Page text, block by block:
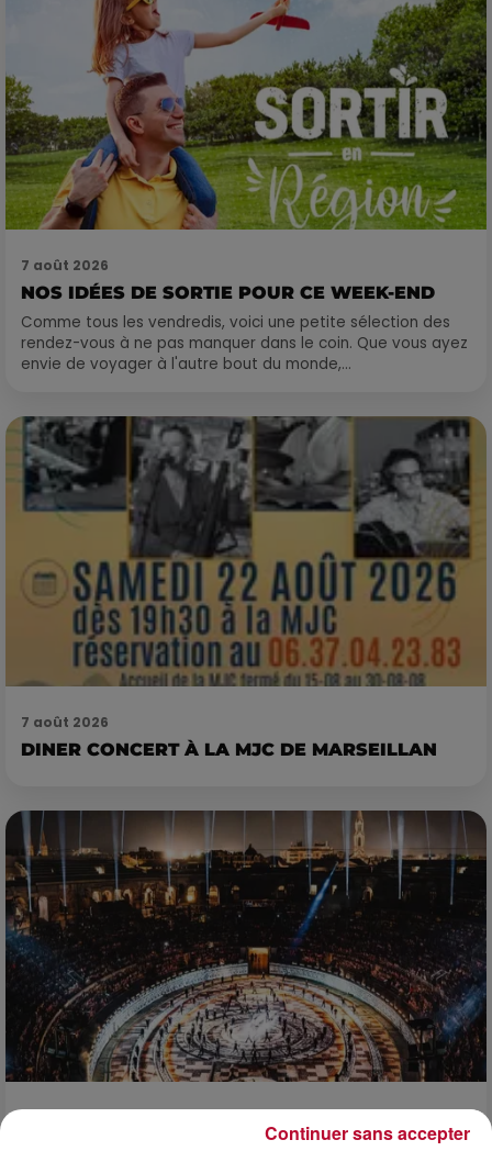
7 août 2026
NOS IDÉES DE SORTIE POUR CE WEEK-END
Comme tous les vendredis, voici une petite sélection des
rendez-vous à ne pas manquer dans le coin. Que vous ayez
envie de voyager à l'autre bout du monde,...
7 août 2026
DINER CONCERT À LA MJC DE MARSEILLAN
NÎMES : « LE RÊVE DU GLADIATEUR » INVESTIT
Continuer sans accepter